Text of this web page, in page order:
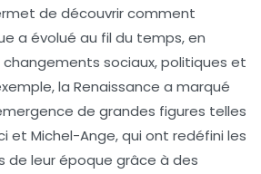
de découvrir comment
a évolué au fil du temps, en
sociaux, politiques et
la Renaissance a marqué
de grandes figures telles
et Michel-Ange, qui ont redéfini les
de leur époque grâce à des